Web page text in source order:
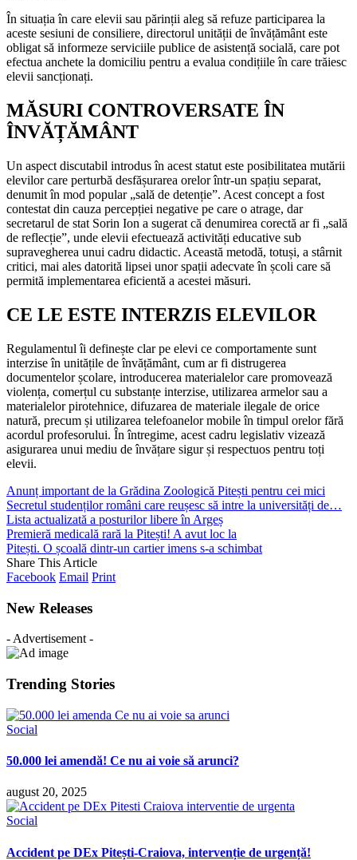
În situația în care elevii sau părinții aleg să refuze participarea la
aceste sesiuni de consiliere, directorul unității de învățământ este
obligat să informeze serviciile publice de asistență socială, care pot
efectua anchete la domiciliu pentru a evalua condițiile în care trăiesc
elevii sancționați.
MĂSURI CONTROVERSATE ÎN
ÎNVĂȚĂMÂNT
Un aspect discutabil introdus în acest statut este posibilitatea mutării
elevilor care perturbă desfășurarea orelor într-un spațiu separat,
denumit în mod popular „sală de detenție”. Acest concept a fost
contestat din cauza percepției negative pe care o atrage, dar
secretarul de stat Sorin Ion a sugerat că denumirea corectă ar fi „sală
de reflecție”, unde elevii efectuează activități educative sub
supravegherea unui cadru didactic. Această metodă, totuși, a stârnit
critici, mai ales datorită lipsei unor spații adecvate în școli care să
permită implementarea eficientă a acestei măsuri.
CE LE ESTE INTERZIS ELEVILOR
Regulamentul îi definește clar pe elevi ce comportamente sunt
interzise în unitățile de învățământ, cum ar fi distrugerea
documentelor școlare, introducerea materialelor care promovează
violența, comerțul cu substanțe interzise, utilizarea armelor sau a
materialelor pirotehnice, difuzarea de materiale ilegale de orice
natură, precum și utilizarea telefoanelor mobile în timpul orelor fără
acordul profesorului. În întregime, acest cadru legislativ vizează
asigurarea unui mediu de învățare sigur și respectuos pentru toți
elevii.
Anunț important de la Grădina Zoologică Pitești pentru cei mici
Secretul studenților români care reușesc să intre la universități de…
Lista actualizată a posturilor libere în Argeș
Premieră medicală rară la Pitești! A avut loc la
Pitești. O școală dintr-un cartier imens s-a schimbat
Share This Article
Facebook Email Print
New Releases
- Advertisement -
Trending Stories
Social
50.000 lei amendă! Ce nu ai voie să arunci?
august 20, 2025
Social
Accident pe DEx Pitești-Craiova, intervenție de urgență!